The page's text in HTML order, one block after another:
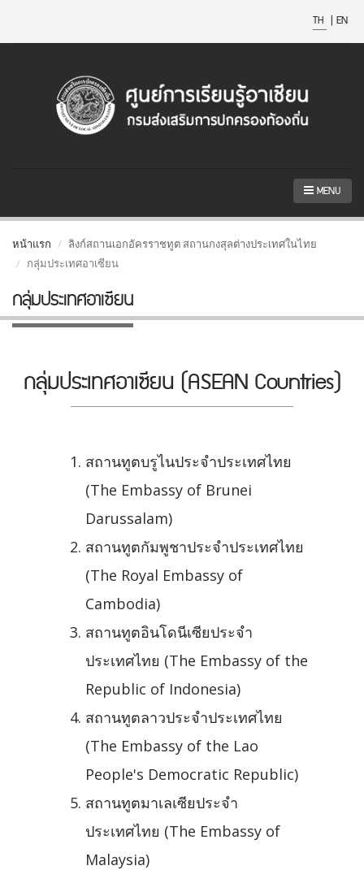
TH | EN
MENU
หน้าแรก
ลิงก์สถานเอกอัครราชทูต สถานกงสุลต่างประเทศในไทย
กลุ่มประเทศอาเซียน
กลุ่มประเทศอาเซียน
กลุ่มประเทศอาเซียน (ASEAN Countries)
สถานทูตบรูไนประจำประเทศไทย
(The Embassy of Brunei
Darussalam)
สถานทูตกัมพูชาประจำประเทศไทย
(The Royal Embassy of
Cambodia)
สถานทูตอินโดนีเซียประจำ
ประเทศไทย (The Embassy of the
Republic of Indonesia)
สถานทูตลาวประจำประเทศไทย
(The Embassy of the Lao
People's Democratic Republic)
สถานทูตมาเลเซียประจำ
ประเทศไทย (The Embassy of
Malaysia)